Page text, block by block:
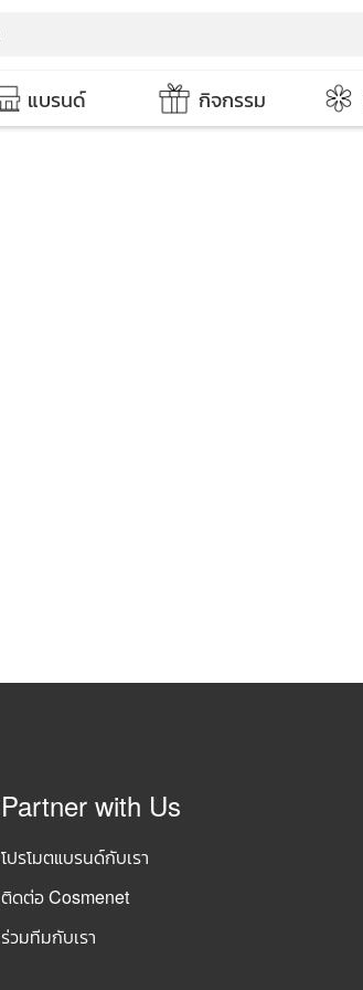
แบรนด์ กิจกรรม
Partner with Us
โปรโมตแบรนด์กับเรา
ติดต่อ Cosmenet
ร่วมทีมกับเรา